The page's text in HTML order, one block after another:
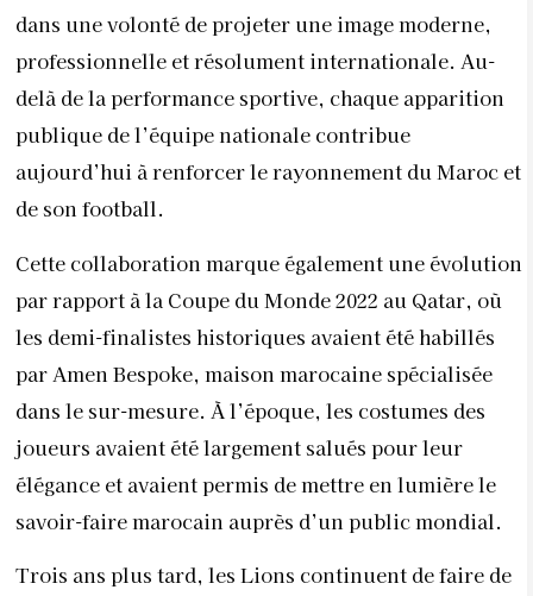
dans une volonté de projeter une image moderne,
professionnelle et résolument internationale. Au-
delà de la performance sportive, chaque apparition
publique de l’équipe nationale contribue
aujourd’hui à renforcer le rayonnement du Maroc et
de son football.
Cette collaboration marque également une évolution
par rapport à la Coupe du Monde 2022 au Qatar, où
les demi-finalistes historiques avaient été habillés
par Amen Bespoke, maison marocaine spécialisée
dans le sur-mesure. À l’époque, les costumes des
joueurs avaient été largement salués pour leur
élégance et avaient permis de mettre en lumière le
savoir-faire marocain auprès d’un public mondial.
Trois ans plus tard, les Lions continuent de faire de